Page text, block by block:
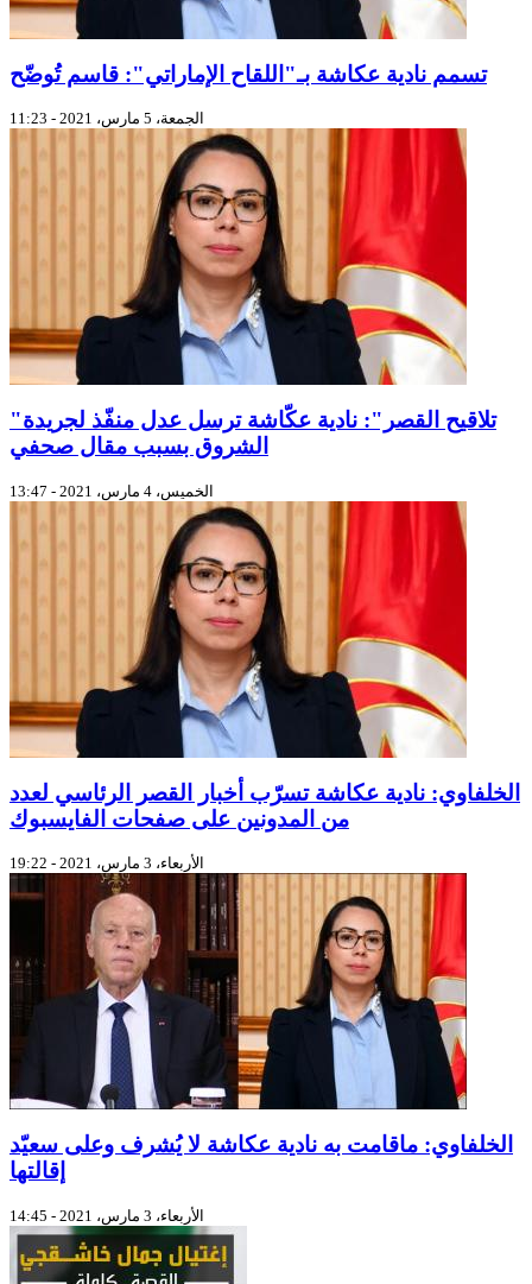
تسمم نادية عكاشة بـ"اللقاح الإماراتي": قاسم تُوضّح
الجمعة، 5 مارس، 2021 - 11:23
"تلاقيح القصر": نادية عكّاشة ترسل عدل منفّذ لجريدة
الشروق بسبب مقال صحفي
الخميس، 4 مارس، 2021 - 13:47
الخلفاوي: نادية عكاشة تسرّب أخبار القصر الرئاسي لعدد
من المدونين على صفحات الفايسبوك
الأربعاء، 3 مارس، 2021 - 19:22
الخلفاوي: ماقامت به نادية عكاشة لا يُشرف وعلى سعيّد
إقالتها
الأربعاء، 3 مارس، 2021 - 14:45